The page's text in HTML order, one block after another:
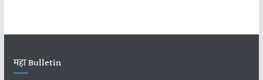
महा Bulletin